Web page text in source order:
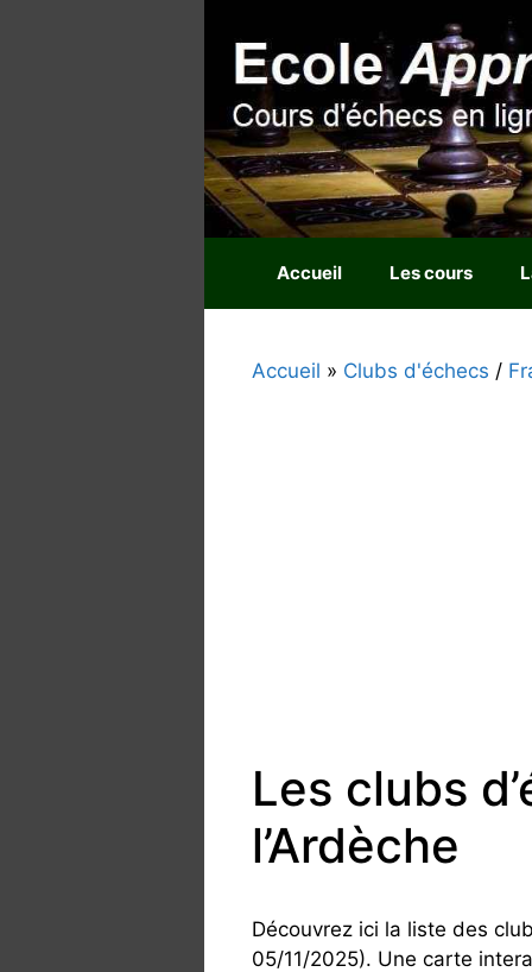
Accueil Les cours
Accueil » Clubs d'échecs /
Les clubs
l’Ardèche
Découvrez ici la liste des
05/11/2025). Une carte